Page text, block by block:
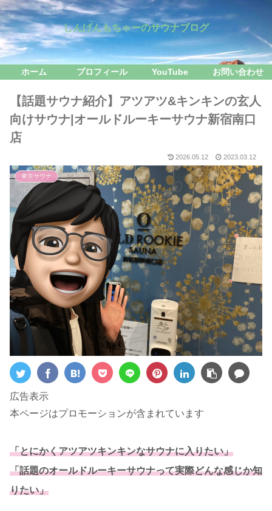
しんげんもちゃーのサウナブログ
ホーム プロフィール YouTube お問い合わせ
【話題サウナ紹介】アツアツ&キンキンの玄人
向けサウナ|オールドルーキーサウナ新宿南口
店
2026.05.12 2023.03.12
東京サウナ
広告表示
本ページはプロモーションが含まれています
「とにかくアツアツキンキンなサウナに入りたい」
「話題のオールドルーキーサウナって実際どんな感じか知
りたい」